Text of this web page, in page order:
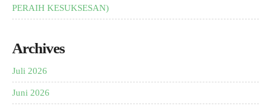
PERAIH KESUKSESAN)
Archives
Juli 2026
Juni 2026